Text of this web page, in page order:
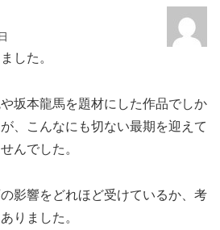
した。
坂本龍馬を題材にした作品でしか
、こんなにも切ない最期を迎えて
んでした。
影響をどれほど受けているか、考
りました。